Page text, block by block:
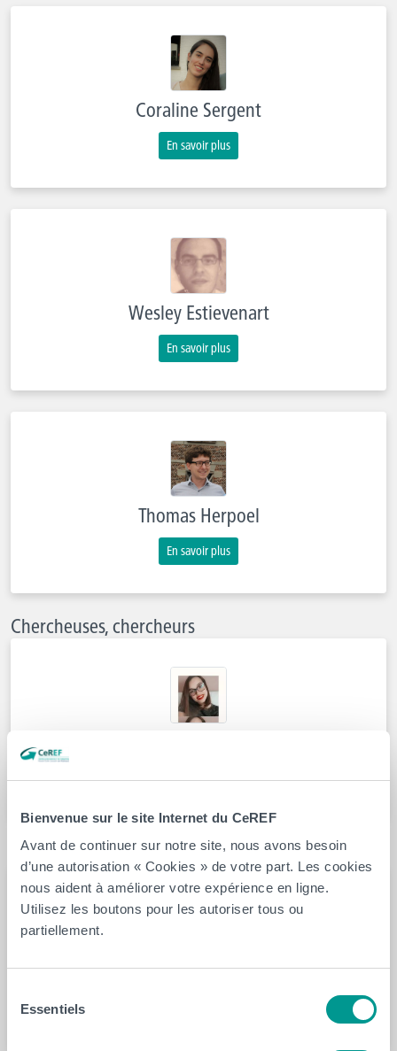
Bienvenue sur le site Internet du CeREF
Avant de continuer sur notre site, nous avons besoin
d’une autorisation « Cookies » de votre part. Les cookies
nous aident à améliorer votre expérience en ligne.
Utilisez les boutons pour les autoriser tous ou
partiellement.
Essentiels
Coraline Sergent
En savoir plus
Wesley Estievenart
En savoir plus
Thomas Herpoel
En savoir plus
Chercheuses, chercheurs
En savoir plus
Staff administratif, scientifique et technique
Elinore Bonge